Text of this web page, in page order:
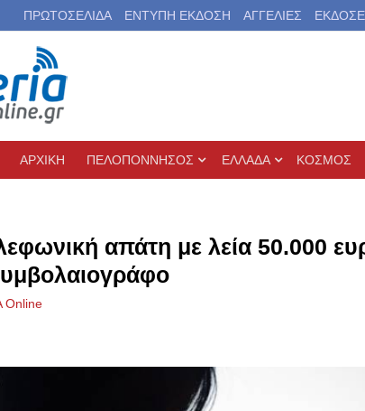
ΠΡΩΤΟΣΕΛΙΔΑ ΕΝΤΥΠΗ ΕΚΔΟΣΗ ΑΓΓΕΛΙΕΣ
ΑΡΧΙΚΗ ΠΕΛΟΠΟΝΝΗΣΟΣ ΕΛΛΑΔΑ ΚΟΣΜΟΣ
απάτη με λεία 50.000
Online